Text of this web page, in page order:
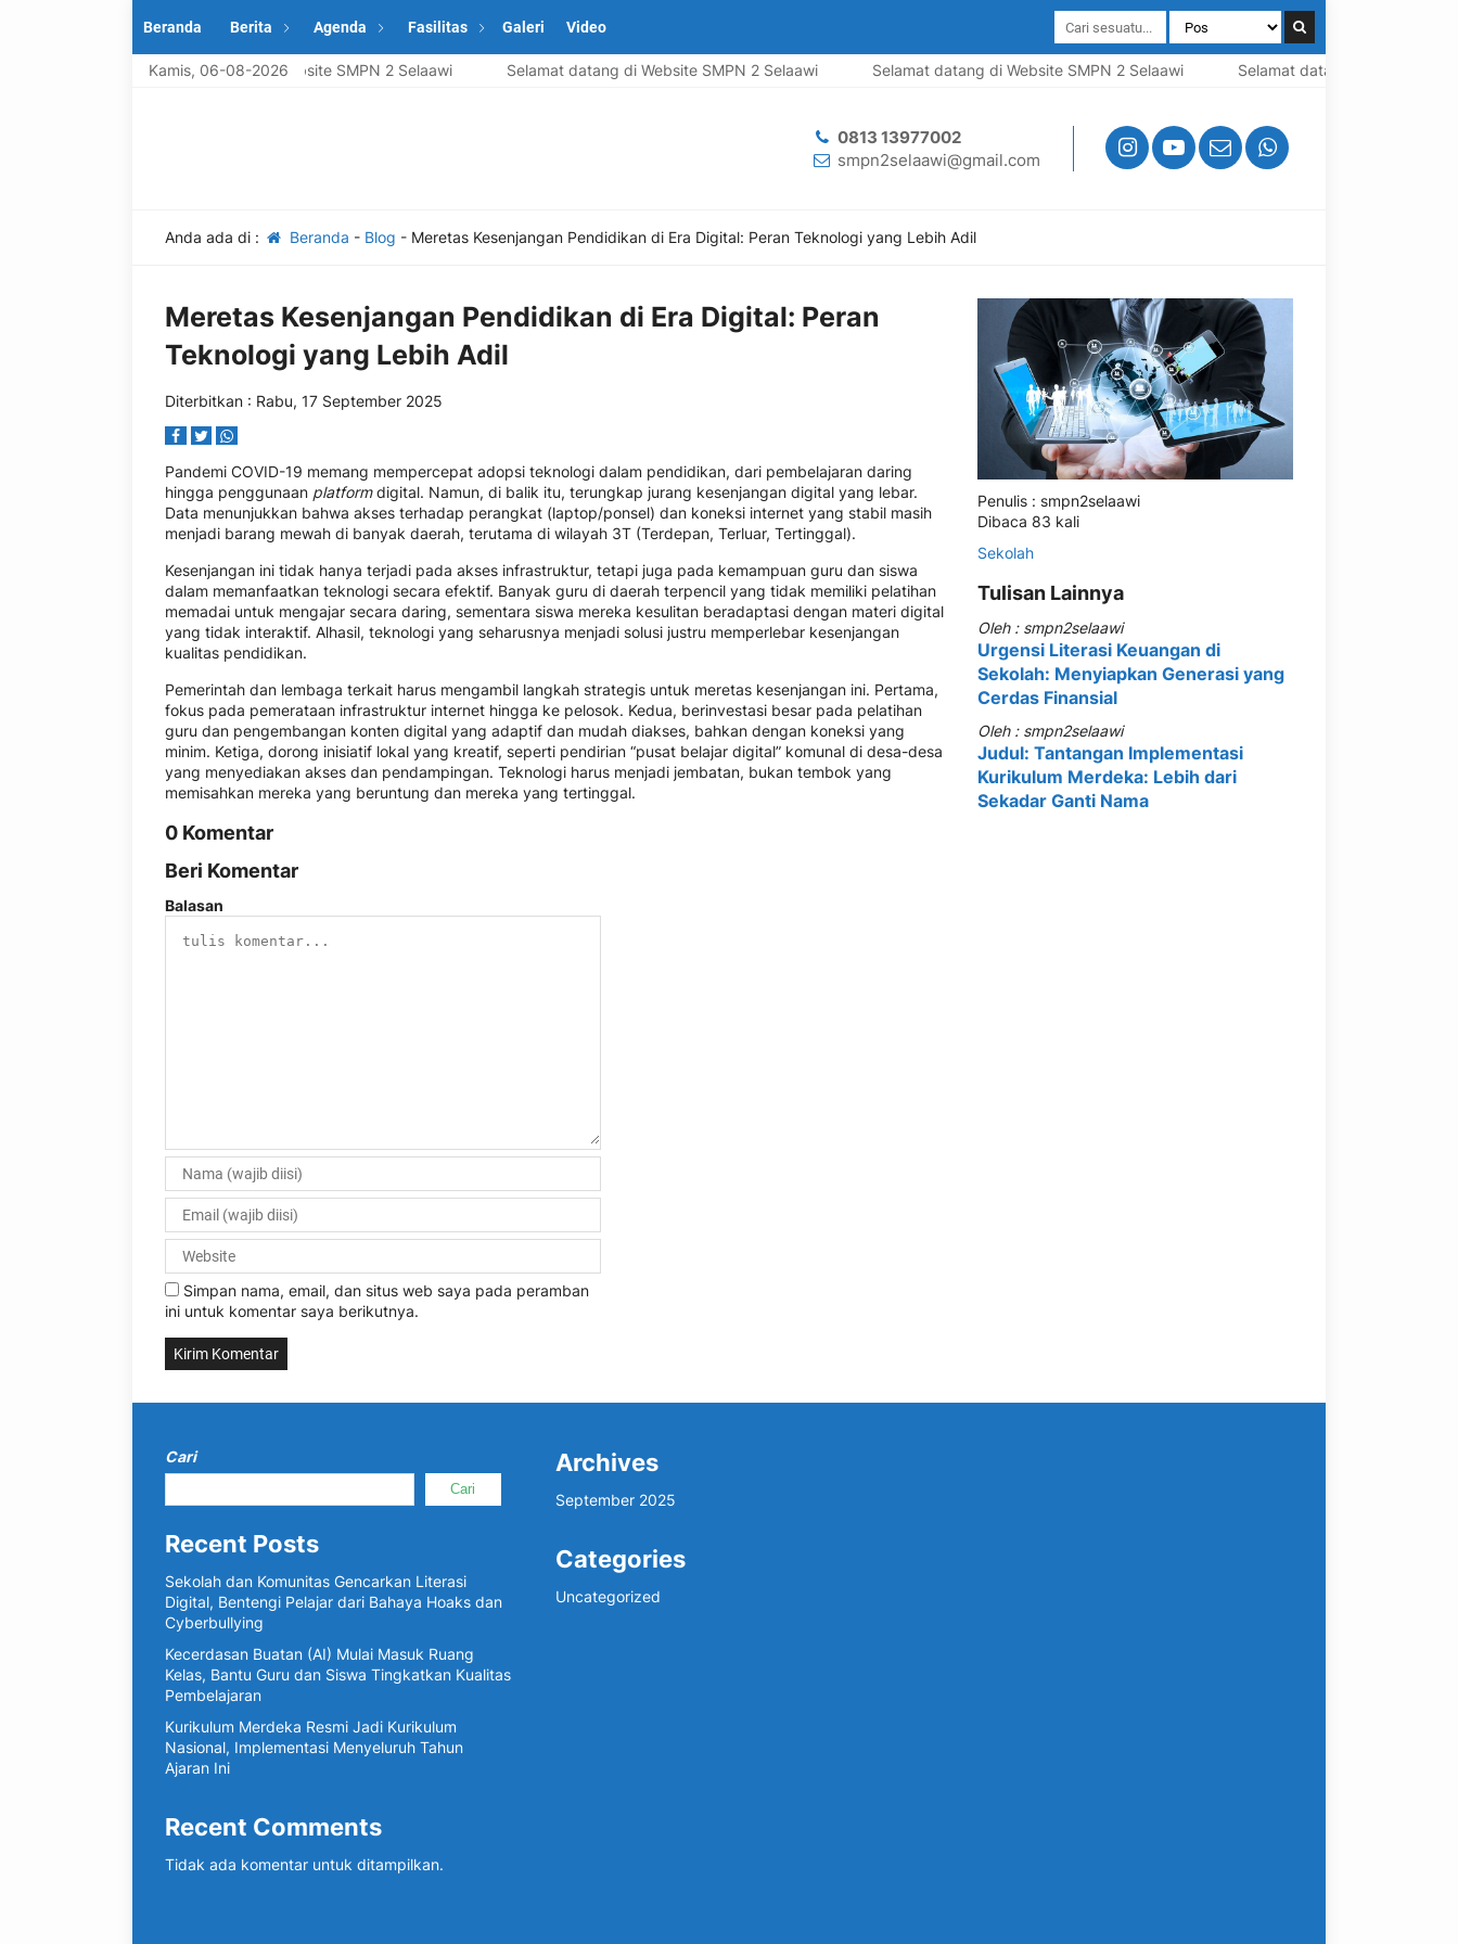
Beranda Berita Agenda Fasilitas Galeri Video
Kamis, 06-08-2026
Selamat datang di Website SMPN 2 Selaawi Selamat datang di Website SMPN 2 Selaawi Selamat datang di Website SMPN 2 Selaawi Selamat datang di Website
0813 13977002
smpn2selaawi@gmail.com
Anda ada di : Beranda - Blog - Meretas Kesenjangan Pendidikan di Era Digital: Peran Teknologi yang Lebih Adil
Meretas Kesenjangan Pendidikan di Era Digital: Peran
Teknologi yang Lebih Adil
Diterbitkan : Rabu, 17 September 2025
Pandemi COVID-19 memang mempercepat adopsi teknologi dalam pendidikan, dari pembelajaran daring
hingga penggunaan platformdigital. Namun, di balik itu, terungkap jurang kesenjangan digital yang lebar.
Data menunjukkan bahwa akses terhadap perangkat (laptop/ponsel) dan koneksi internet yang stabil masih
menjadi barang mewah di banyak daerah, terutama di wilayah 3T (Terdepan, Terluar, Tertinggal).
Kesenjangan ini tidak hanya terjadi pada akses infrastruktur, tetapi juga pada kemampuan guru dan siswa
dalam memanfaatkan teknologi secara efektif. Banyak guru di daerah terpencil yang tidak memiliki pelatihan
memadai untuk mengajar secara daring, sementara siswa mereka kesulitan beradaptasi dengan materi digital
yang tidak interaktif. Alhasil, teknologi yang seharusnya menjadi solusi justru memperlebar kesenjangan
kualitas pendidikan.
Pemerintah dan lembaga terkait harus mengambil langkah strategis untuk meretas kesenjangan ini. Pertama,
fokus pada pemerataan infrastruktur internet hingga ke pelosok. Kedua, berinvestasi besar pada pelatihan
guru dan pengembangan konten digital yang adaptif dan mudah diakses, bahkan dengan koneksi yang
minim. Ketiga, dorong inisiatif lokal yang kreatif, seperti pendirian “pusat belajar digital” komunal di desa-desa
yang menyediakan akses dan pendampingan. Teknologi harus menjadi jembatan, bukan tembok yang
memisahkan mereka yang beruntung dan mereka yang tertinggal.
0 Komentar
Beri Komentar
Balasan
Simpan nama, email, dan situs web saya pada peramban
ini untuk komentar saya berikutnya.
Penulis : smpn2selaawi
Dibaca 83 kali
Sekolah
Tulisan Lainnya
Oleh : smpn2selaawi
Urgensi Literasi Keuangan di
Sekolah: Menyiapkan Generasi yang
Cerdas Finansial
Oleh : smpn2selaawi
Judul: Tantangan Implementasi
Kurikulum Merdeka: Lebih dari
Sekadar Ganti Nama
Cari
Cari
Recent Posts
Sekolah dan Komunitas Gencarkan Literasi
Digital, Bentengi Pelajar dari Bahaya Hoaks dan
Cyberbullying
Kecerdasan Buatan (AI) Mulai Masuk Ruang
Kelas, Bantu Guru dan Siswa Tingkatkan Kualitas
Pembelajaran
Kurikulum Merdeka Resmi Jadi Kurikulum
Nasional, Implementasi Menyeluruh Tahun
Ajaran Ini
Recent Comments
Tidak ada komentar untuk ditampilkan.
Archives
September 2025
Categories
Uncategorized